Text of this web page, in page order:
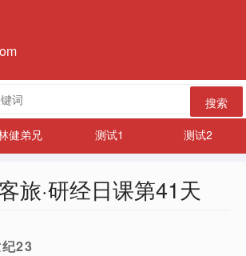
搜索
健弟兄 测试1 测试2
旅·研经日课第41天
23